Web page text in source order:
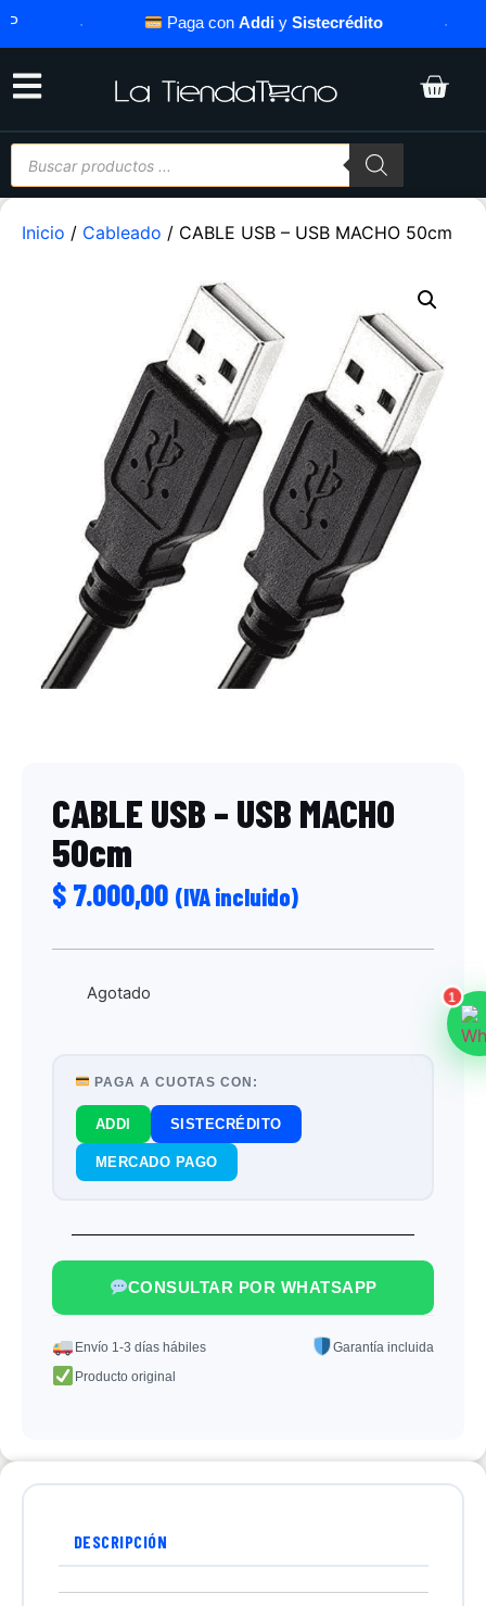
Paga conAddiySistecrédito
Inicio / Cableado / CABLE USB – USB MACHO 50cm
CABLE USB – USB MACHO
50cm
$ 7.000,00 (IVA incluido)
Agotado
PAGA A CUOTAS CON:
ADDI SISTECRÉDITO
MERCADO PAGO
CONSULTAR POR WHATSAPP
Envío 1-3 días hábiles
Garantía incluida
Producto original
DESCRIPCIÓN
1